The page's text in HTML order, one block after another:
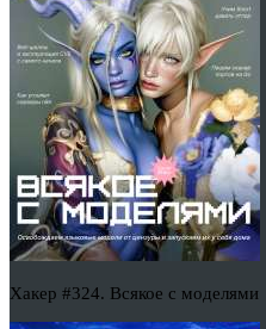
Хакер #324. Всякое с моделями